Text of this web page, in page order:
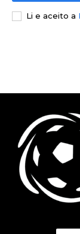
Li e aceito a